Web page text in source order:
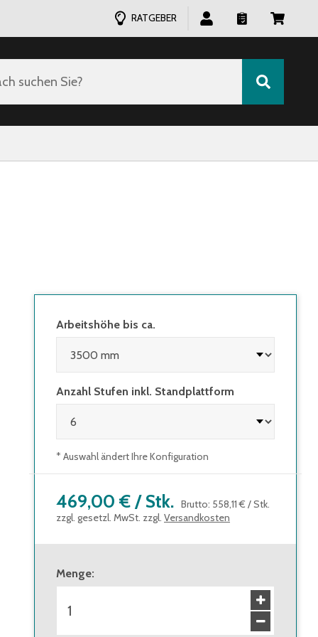
RATGEBER
suchen Sie?
Arbeitshöhe bis ca.
Anzahl Stufen inkl. Standplattform
* Auswahl ändert Ihre Konfiguration
469,00 € / Stk. Brutto: 558,11 € /Stk.
zzgl. gesetzl. MwSt. zzgl. Versandkosten
Menge: